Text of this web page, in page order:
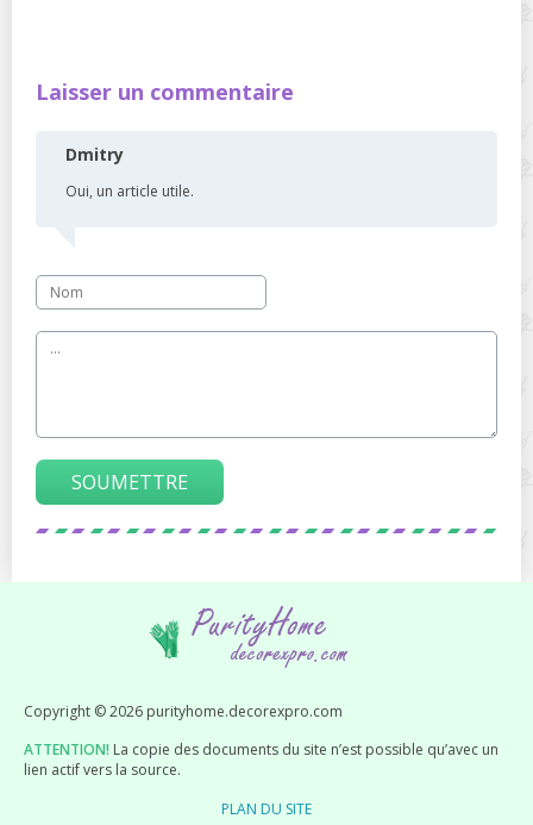
Laisser un commentaire
Dmitry
Oui, un article utile.
SOUMETTRE
Copyright © 2026 purityhome.decorexpro.com
ATTENTION! La copie des documents du site n’est possible qu’avec un
lien actif vers la source.
PLAN DU SITE